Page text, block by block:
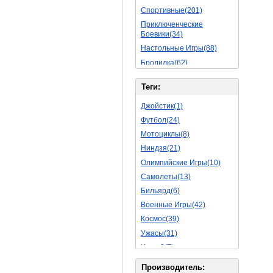
Спортивные(201)
Приключенческие
Боевики(34)
Настольные Игры(88)
Бродилка(62)
Стратегии(77)
Боевые RPG(50)
Симуляторы(31)
Леталки(24)
Симуляторы Жизни(76)
Уникальный(29)
Логические Игры(35)
Азартные(45)
Ролевые Игры(176)
Боевик(10)
Головоломка(11)
Rpg(14)
Пошаговые Игры(22)
Пазлы(82)
Теги:
Джойстик(1)
Футбол(24)
Мотоциклы(8)
Ниндзя(21)
Олимпийские Игры(10)
Самолеты(13)
Бильярд(6)
Военные Игры(42)
Космос(39)
Ужасы(31)
Хоккей(7)
Вертолет(13)
Производитель: